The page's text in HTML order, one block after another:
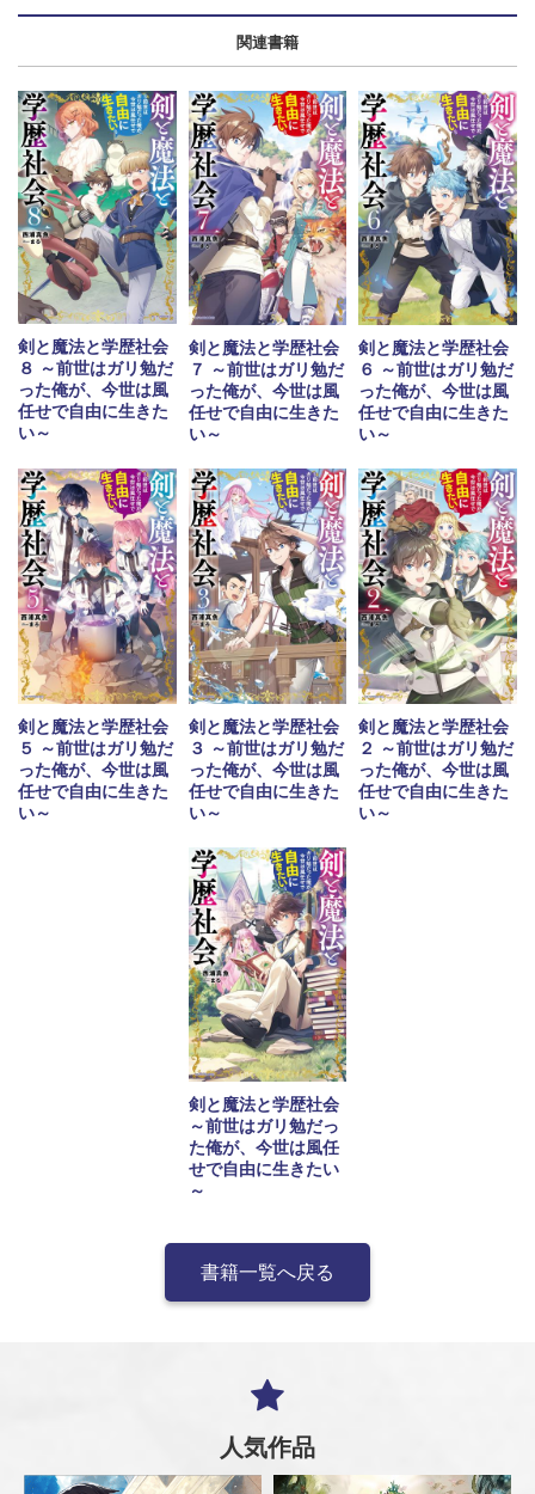
関連書籍
剣と魔法と学歴社会
８ ～前世はガリ勉だ
った俺が、今世は風
任せで自由に生きた
い～
剣と魔法と学歴社会
７ ～前世はガリ勉だ
った俺が、今世は風
任せで自由に生きた
い～
剣と魔法と学歴社会
６ ～前世はガリ勉だ
った俺が、今世は風
任せで自由に生きた
い～
剣と魔法と学歴社会
５ ～前世はガリ勉だ
った俺が、今世は風
任せで自由に生きた
い～
剣と魔法と学歴社会
３ ～前世はガリ勉だ
った俺が、今世は風
任せで自由に生きた
い～
剣と魔法と学歴社会
２ ～前世はガリ勉だ
った俺が、今世は風
任せで自由に生きた
い～
剣と魔法と学歴社会
～前世はガリ勉だっ
た俺が、今世は風任
せで自由に生きたい
～
書籍一覧へ戻る
人気作品